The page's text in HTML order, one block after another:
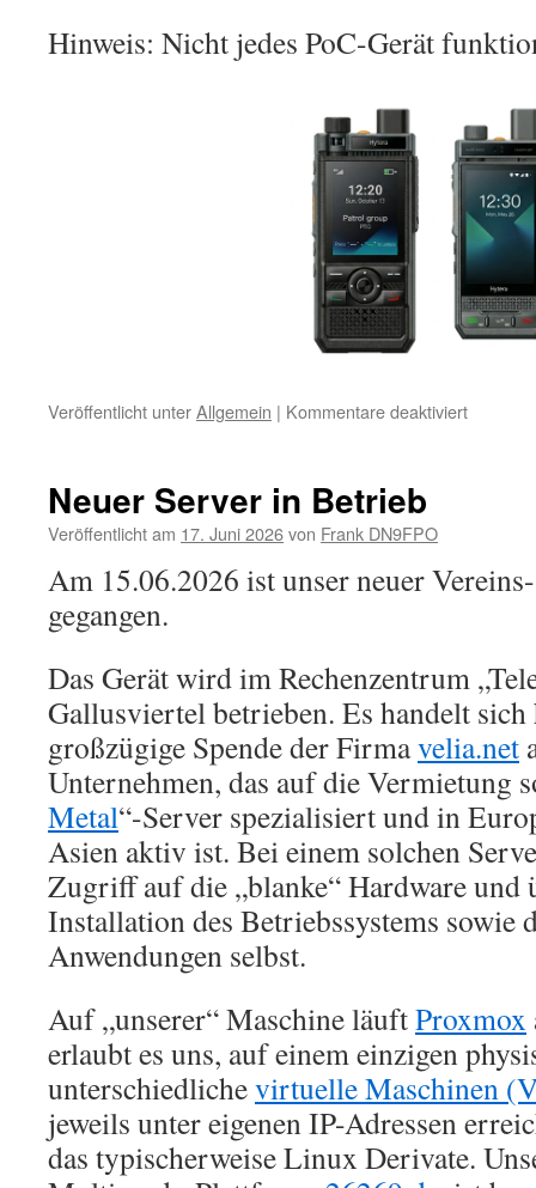
Hinweis: Nicht jedes PoC-Gerät
Veröffentlicht unterAllgemein | Kommentare deaktiviertfür
Neuer Server in Betrieb
Veröffentlicht am 17. Juni 2026von Frank DN9FPO
Am 15.06.2026 ist unser neuer
gegangen.
Das Gerät wird im Rechenzentrum
Gallusviertel betrieben. Es handelt
großzügige Spende der Firmavelia.net
Unternehmen, das auf die Vermietung
Metal“-Server spezialisiert und in
Asien aktiv ist. Bei einem solchen
Zugriff auf die „blanke“ Hardware und
Installation des Betriebssystems sowie
Anwendungen selbst.
Auf „unserer“ Maschine läuftProxmox
erlaubt es uns, auf einem einzigen
unterschiedlichevirtuelle Maschinen
jeweils unter eigenen IP-Adressen
das typischerweise Linux Derivate.